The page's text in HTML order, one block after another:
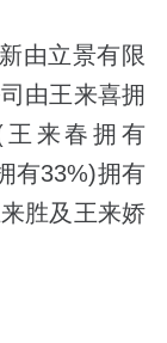
由立景有限
由王来喜拥
来春拥有
有33%)拥有
胜及王来娇